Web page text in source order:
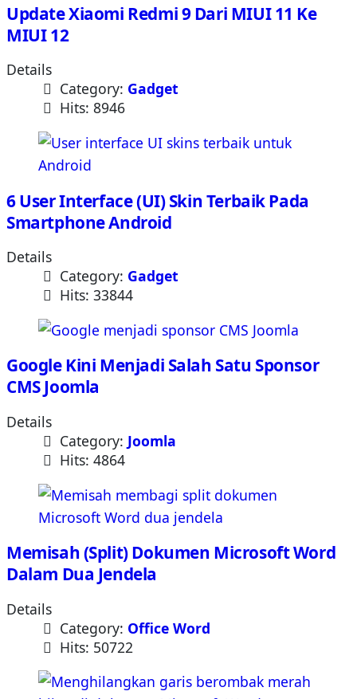
Update Xiaomi Redmi 9 Dari MIUI 11 Ke
MIUI 12
Details
Category: Gadget
Hits: 8946
6 User Interface (UI) Skin Terbaik Pada
Smartphone Android
Details
Category: Gadget
Hits: 33844
Google Kini Menjadi Salah Satu Sponsor
CMS Joomla
Details
Category: Joomla
Hits: 4864
Memisah (Split) Dokumen Microsoft Word
Dalam Dua Jendela
Details
Category: Office Word
Hits: 50722